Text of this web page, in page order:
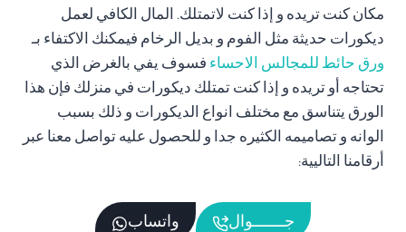
مكان كنت تريده و إذا كنت لاتمتلك. المال الكافي لعمل
ديكورات حديثة مثل الفوم و بديل الرخام فيمكنك الاكتفاء بـ
ورق حائط للمجالس الاحساء فسوف يفي بالغرض الذي
تحتاجه أو تريده و إذا كنت تمتلك ديكورات في منزلك فإن هذا
الورق يتناسق مع مختلف انواع الديكورات و ذلك بسبب
الوانه و تصاميمه الكثيره جدا و للحصول عليه تواصل معنا عبر
أرقامنا التاليية:
جـــــــوال واتساب